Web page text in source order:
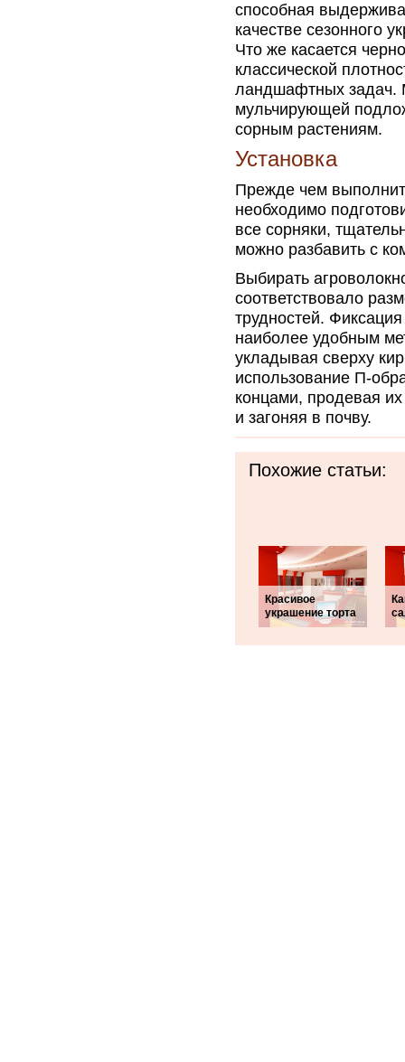
способная
качестве сезонного
Что же касается
классической
ландшафтных задач.
мульчирующей
сорным растениям.
Установка
Прежде чем
необходимо
все сорняки,
можно разбавить с
Выбирать
соответствовало
трудностей.
наиболее удобным
укладывая сверху
использование П-
концами, продевая
и загоняя в почву.
Похожие статьи:
Красивое
украшение торта